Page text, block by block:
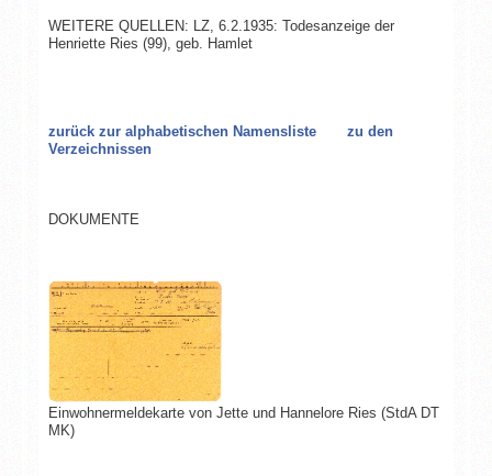
WEITERE QUELLEN: LZ, 6.2.1935: Todesanzeige der
Henriette Ries (99), geb. Hamlet
zurück zur alphabetischen Namensliste
zu den
Verzeichnissen
DOKUMENTE
Einwohnermeldekarte von Jette und Hannelore Ries (StdA DT
MK)